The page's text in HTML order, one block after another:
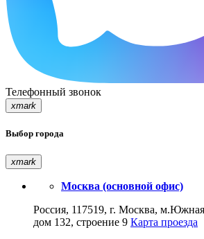
Телефонный звонок
xmark
Выбор города
xmark
Москва (основной офис)
Россия, 117519, г. Москва,
дом 132, строение 9 Карта проезда